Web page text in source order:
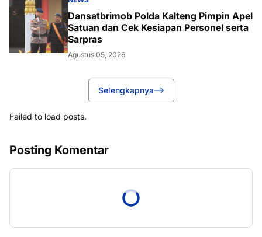
Dansatbrimob Polda Kalteng Pimpin Apel
Satuan dan Cek Kesiapan Personel serta
Sarpras
Agustus 05, 2026
Selengkapnya
Failed to load posts.
Posting Komentar